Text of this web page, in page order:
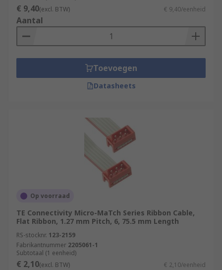
€ 9,40(excl. BTW) € 9,40/eenheid
Aantal
Toevoegen
Datasheets
Op voorraad
TE Connectivity Micro-MaTch Series Ribbon Cable,
Flat Ribbon, 1.27 mm Pitch, 6, 75.5 mm Length
RS-stocknr. 123-2159
Fabrikantnummer 2205061-1
Subtotaal (1 eenheid)
€ 2,10(excl. BTW) € 2,10/eenheid